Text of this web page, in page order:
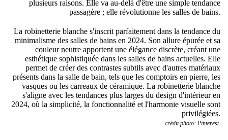
plusieurs raisons. Elle va au-delà d'être une simple tendance
passagère ; elle révolutionne les salles de bains.
La robinetterie blanche s'inscrit parfaitement dans la tendance du
minimalisme des salles de bains en 2024. Son allure épurée et sa
couleur neutre apportent une élégance discrète, créant une
esthétique sophistiquée dans les salles de bains actuelles. Elle
permet de créer des contrastes subtils avec d'autres matériaux
présents dans la salle de bain, tels que les comptoirs en pierre, les
vasques ou les carreaux de céramique. La robinetterie blanche
s'aligne avec les tendances plus larges du design d'intérieur en
2024, où la simplicité, la fonctionnalité et l'harmonie visuelle sont
privilégiées.
crédit photo: Pinterest